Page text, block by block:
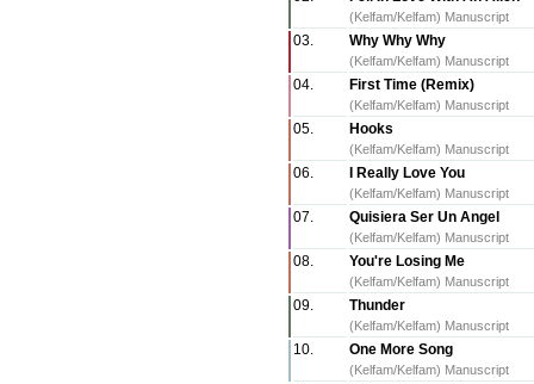
(Kelfam/Kelfam) Manuscript
03. Why Why Why
(Kelfam/Kelfam) Manuscript
04. First Time (Remix)
(Kelfam/Kelfam) Manuscript
05. Hooks
(Kelfam/Kelfam) Manuscript
06. I Really Love You
(Kelfam/Kelfam) Manuscript
07. Quisiera Ser Un Angel
(Kelfam/Kelfam) Manuscript
08. You're Losing Me
(Kelfam/Kelfam) Manuscript
09. Thunder
(Kelfam/Kelfam) Manuscript
10. One More Song
(Kelfam/Kelfam) Manuscript